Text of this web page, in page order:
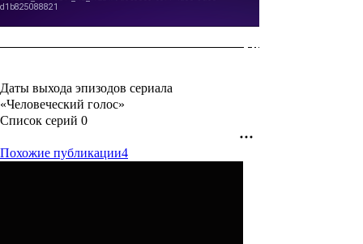
Даты выхода эпизодов сериала
«Человеческий голос»
Список серий 0
Похожие публикации4